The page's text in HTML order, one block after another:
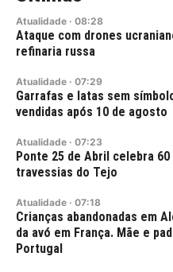
Atualidade · 08:28
Ataque com drones
refinaria russa
Atualidade · 07:29
Garrafas e latas sem
vendidas após 10 de agosto
Atualidade · 07:23
Ponte 25 de Abril celebra
travessias do Tejo
Atualidade · 07:18
Crianças abandonadas em
da avó em França. Mãe e
Portugal